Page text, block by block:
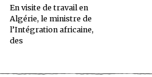
En visite de travail en
Algérie, le ministre de
l’Intégration africaine,
des